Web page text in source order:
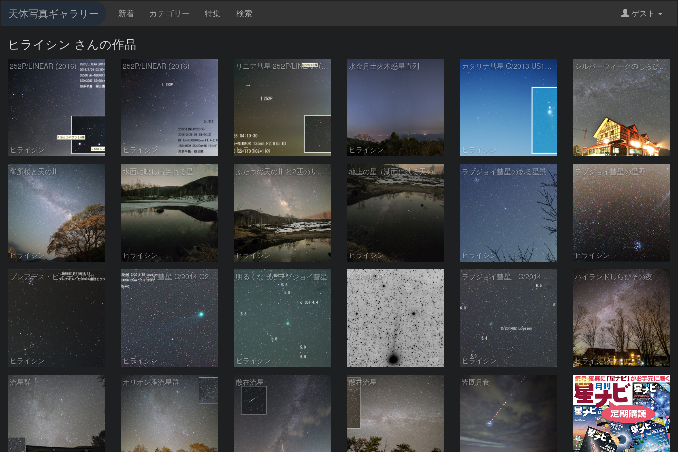
天体写真ギャラリー 新着 カテゴリー 特集 検索 ゲスト
ヒライシン さんの作品
252P/LINEAR (2016)
ヒライシン
252P/LINEAR (2016)
ヒライシン
リニア彗星 252P/LINEAR (2016)
ヒライシン
水金月土火木惑星直列
ヒライシン
カタリナ彗星 C/2013 US10 Catalina
ヒライシン
シルバーウィークのしらびそ高原
ヒライシン
御所桜と天の川
ヒライシン
水面に映し出される星
ヒライシン
ふたつの天の川と2匹のサソリ
ヒライシン
地上の星（湖面に映る天の川）
ヒライシン
ラブジョイ彗星のある星景
ヒライシン
ラブジョイ彗星の星野
ヒライシン
プレアデス・ヒアデス星団とラブジョイ彗星
ヒライシン
ラブジョイ彗星 C/2014 Q2 Lovejoy
ヒライシン
明るくなったラブジョイ彗星
ヒライシン
C/2014 Q2
ヒライシン
ラブジョイ彗星 C/2014 Q2 Lovejoy
ヒライシン
ハイランドしらびその夜
ヒライシン
流星群 オリオン座流星群 散在流星 散在流星 皆既月食 PR